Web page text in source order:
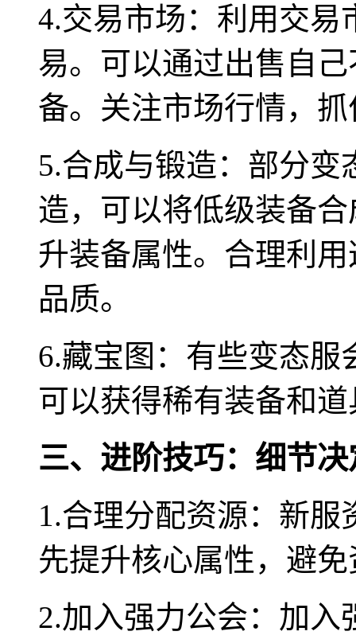
4.交易市场：利用交易
易。可以通过出售自
备。关注市场行情，
5.合成与锻造：部分
造，可以将低级装备
升装备属性。合理利
品质。
6.藏宝图：有些变态
可以获得稀有装备和道
三、进阶技巧：细节
1.合理分配资源：新
先提升核心属性，避
2.加入强力公会：加